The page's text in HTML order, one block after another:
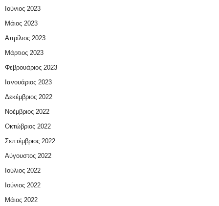
Ιούνιος 2023
Μάιος 2023
Απρίλιος 2023
Μάρτιος 2023
Φεβρουάριος 2023
Ιανουάριος 2023
Δεκέμβριος 2022
Νοέμβριος 2022
Οκτώβριος 2022
Σεπτέμβριος 2022
Αύγουστος 2022
Ιούλιος 2022
Ιούνιος 2022
Μάιος 2022